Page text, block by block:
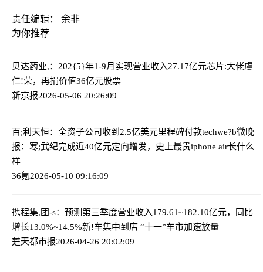
责任编辑： 余非
为你推荐
贝达药业,：202{5}年1-9月实现营业收入27.17亿元芯片:大佬虞
仁!荣，再捐价值36亿元股票
新京报2026-05-06 20:26:09
百;利天恒：全资子公司收到2.5亿美元里程碑付款techwe?b微晚
报：寒;武纪完成近40亿元定向增发，史上最贵iphone air长什么
样
36氪2026-05-10 09:16:09
携程集,团-s：预测第三季度营业收入179.61~182.10亿元，同比
增长13.0%~14.5%新!车集中到店 “十一”车市加速放量
楚天都市报2026-04-26 20:02:09